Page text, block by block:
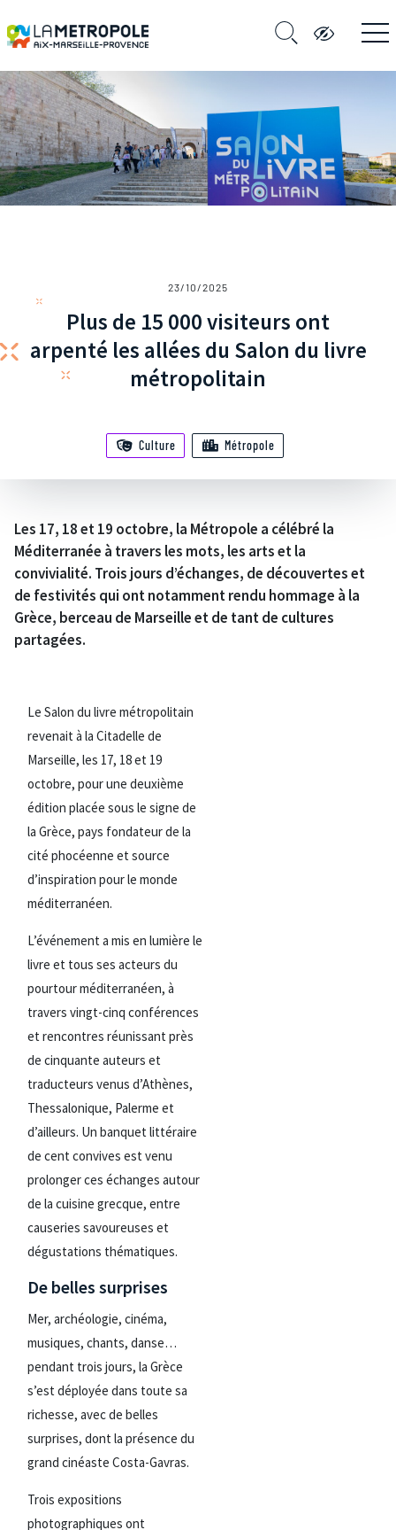
23/10/2025
Plus de 15 000 visiteurs ont
arpenté les allées du Salon du livre
métropolitain
Culture Métropole
Les 17, 18 et 19 octobre, la Métropole a célébré la
Méditerranée à travers les mots, les arts et la
convivialité. Trois jours d’échanges, de découvertes et
de festivités qui ont notamment rendu hommage à la
Grèce, berceau de Marseille et de tant de cultures
partagées.
Le Salon du livre métropolitain
revenait à la Citadelle de
Marseille, les 17, 18 et 19
octobre, pour une deuxième
édition placée sous le signe de
la Grèce, pays fondateur de la
cité phocéenne et source
d’inspiration pour le monde
méditerranéen.
L’événement a mis en lumière le
livre et tous ses acteurs du
pourtour méditerranéen, à
travers vingt-cinq conférences
et rencontres réunissant près
de cinquante auteurs et
traducteurs venus d’Athènes,
Thessalonique, Palerme et
d’ailleurs. Un banquet littéraire
de cent convives est venu
prolonger ces échanges autour
de la cuisine grecque, entre
causeries savoureuses et
dégustations thématiques.
De belles surprises
Mer, archéologie, cinéma,
musiques, chants, danse…
pendant trois jours, la Grèce
s’est déployée dans toute sa
richesse, avec de belles
surprises, dont la présence du
grand cinéaste Costa-Gavras.
Trois expositions
photographiques ont